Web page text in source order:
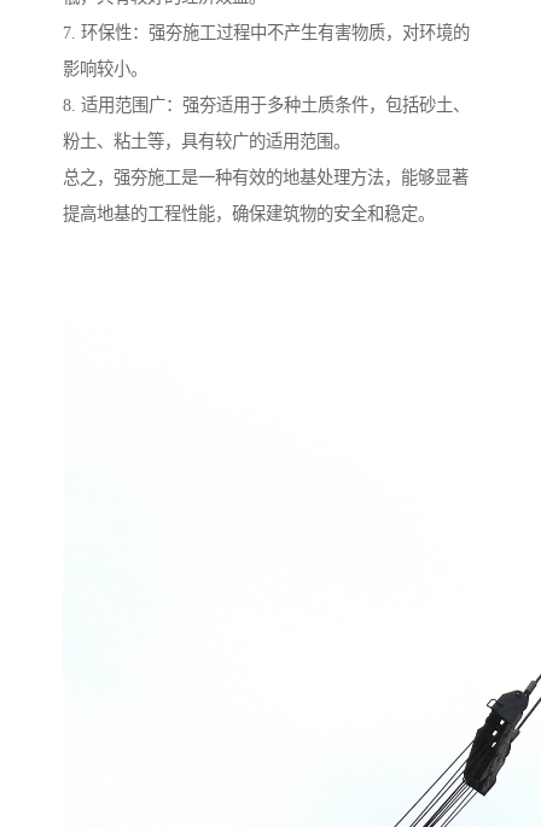
7. 环保性：强夯施工过程中不产生有害物质，对环境的
影响较小。
8. 适用范围广：强夯适用于多种土质条件，包括砂土、
粉土、粘土等，具有较广的适用范围。
总之，强夯施工是一种有效的地基处理方法，能够显著
提高地基的工程性能，确保建筑物的安全和稳定。